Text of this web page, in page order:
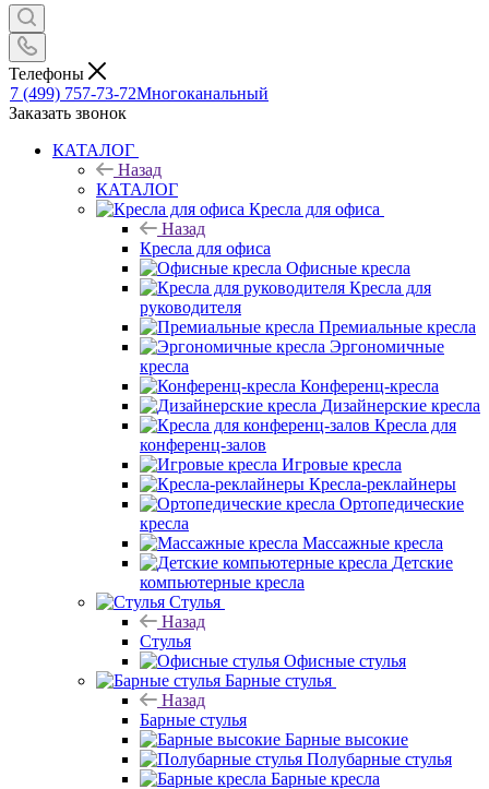
Телефоны
7 (499) 757-73-72Многоканальный
Заказать звонок
КАТАЛОГ
Назад
КАТАЛОГ
Кресла для офиса
Назад
Кресла для офиса
Офисные кресла
Кресла для
руководителя
Премиальные кресла
Эргономичные
кресла
Конференц-кресла
Дизайнерские кресла
Кресла для
конференц-залов
Игровые кресла
Кресла-реклайнеры
Ортопедические
кресла
Массажные кресла
Детские
компьютерные кресла
Стулья
Назад
Стулья
Офисные стулья
Барные стулья
Назад
Барные стулья
Барные высокие
Полубарные стулья
Барные кресла